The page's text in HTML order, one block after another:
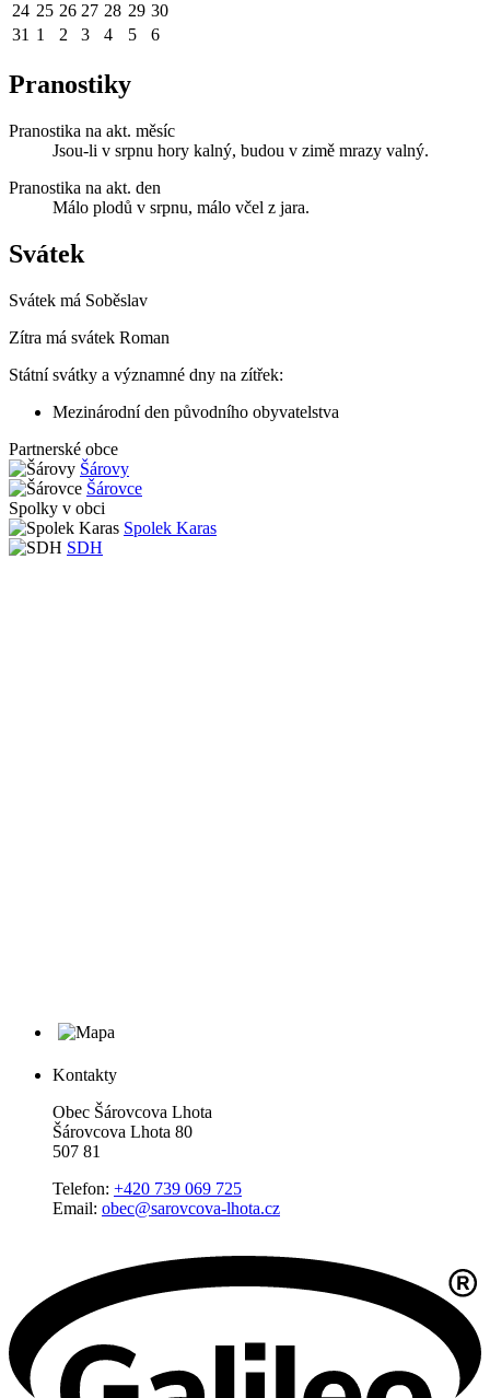
24 25 26 27 28 29 30
31 1 2 3 4 5 6
Pranostiky
Pranostika na akt. měsíc
Jsou-li v srpnu hory kalný, budou v zimě mrazy valný.
Pranostika na akt. den
Málo plodů v srpnu, málo včel z jara.
Svátek
Svátek má Soběslav
Zítra má svátek Roman
Státní svátky a významné dny na zítřek:
Mezinárodní den původního obyvatelstva
Partnerské obce
Šárovy
Šárovce
Spolky v obci
Spolek Karas
SDH
Kontakty
Obec Šárovcova Lhota
Šárovcova Lhota 80
507 81
Telefon: +420 739 069 725
Email: obec@sarovcova-lhota.cz